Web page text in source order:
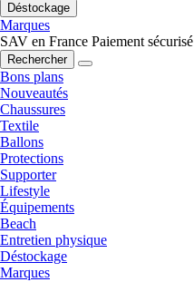
Déstockage
Marques
SAV en France Paiement sécurisé
Rechercher
Bons plans
Nouveautés
Chaussures
Textile
Ballons
Protections
Supporter
Lifestyle
Équipements
Beach
Entretien physique
Déstockage
Marques